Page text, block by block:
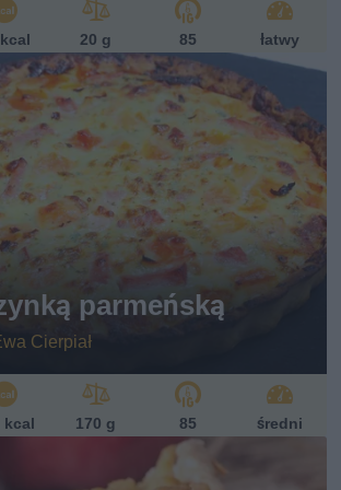
20 g 85 łatwy
parmeńską
Cierpiał
kcal 170 g 85 średni